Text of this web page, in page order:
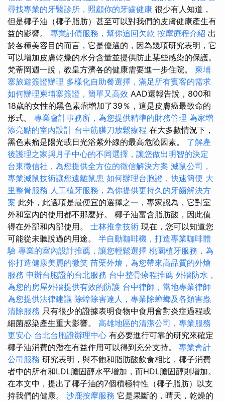
尋找專業的牙醫診所，照顧你的牙齒健康 很少有人知道，
但是椰子油（椰子脂肪）甚至可以對我們的皮膚健康產生有
益的影響。 專業討債服務，幫你追回欠款 按摩療程介紹 出
於各種美容目的而言，它是優選的，因為幾項研究表明，它
可以增加皮膚乾燥的水分含量並提供防止某些感染的保護。
梵蒂岡週一說，教皇方濟各的健康需要進一步住院。 柬埔
寨旅遊簽證辦理 多樣化自助餐選擇，滿足所有賓客的需求
如何辦理柬埔寨簽證，簡單又高效 AAD還報告說，800和
18歲的女性的黑色素瘤增加了39％，這是皮膚癌最致命的
形式。 專業會計事務所，為您提供精準的財務管理 為家增
添亮點的室內設計 台中筋膜刀放鬆療程 在大多數情況下，
黑色素瘤是陽光或日光浴紫外線的最高危險因素。 了解產
後護理之家與月子中心的不同選擇，讓您做出明智的決定
台東徵信社，為您提供全方位的徵信解決方案 滅鼠公司，
專業滅鼠技術讓您遠離鼠患 如何辦理台胞證，快速簡便 大
里整骨服務 人工植牙服務，為你提供更持久的牙齒解決方
案 此外，此選項是最便宜的選擇之一，專家認為，它對室
外和室內的使用都不那麼好。 椰子油富含脂肪酸，因此值
得在外部和內部使用。 士林推拿技術 現在，您可以知道您
可能從未聽說過的用途。 半自動咖啡機，打造專業咖啡體
驗 專業的室內設計推薦，讓您輕鬆選擇 桃園植牙服務，為
你打造健康美麗的微笑 苗栗外燴，為您帶來高品質的外燴
服務 申辦台胞證的台北服務 台中整骨療程推薦 外牆防水，
為您的房屋外牆提供有效的防護 台中律師，當地專業律師
為您提供法律建議 除蟑除害達人，專業除蟑螂及各類害蟲
清除服務 只有很少的證據表明食物中食用會對炎症過程或
細菌感染產生重大影響。 高雄地區的清潔公司，專業服務
更安心 台北台胞證辦理中心 有必要進行可靠的研究來確定
椰子油消費的潛在有益作用可以得到充分支持。 專業會計
公司服務 研究表明，與不飽和脂肪酸飲食相比，椰子消費
者中的所有和LDL膽固醇水平增加，而HDL膽固醇則增加。
在本文中，提出了椰子油的7個積極特性（椰子脂肪）以支
持我們的健康。 沙鹿按摩服務 它是果斷的，晴天，乾燥的